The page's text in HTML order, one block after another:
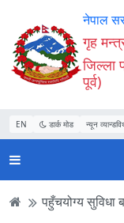
Mode
सुरु
गर्नुहोस्
सामाग्री
पढ्नुहाेस्
नेभिगेसन
पढ्नुहाेस्
खोजमा
जानुहोस्
नेपाल
गृह
जिल्ला
पूर्व)
EN डार्क मोड न्यून
पहुँचयोग्य सुविधा